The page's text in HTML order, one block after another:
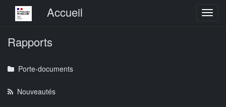
Menu principalAccueil
Rapports
Porte-documents
Nouveautés